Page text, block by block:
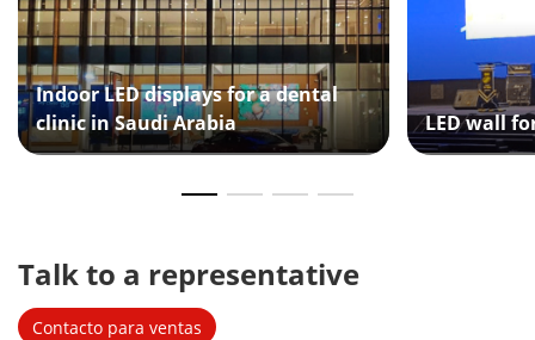
Indoor LED displays for a dental
clinic in Saudi Arabia
LED wall
Talk to a representative
Contacto para ventas